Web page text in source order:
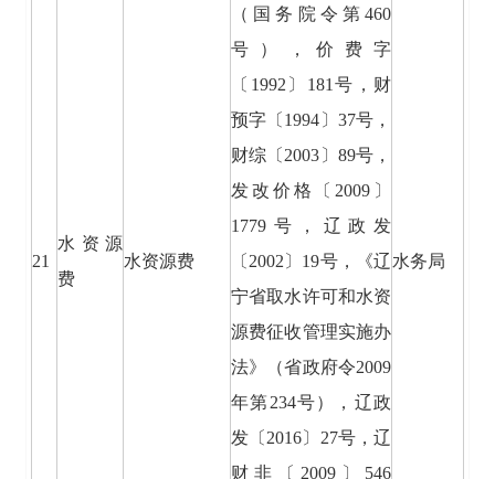
21
水资源
费
水资源费
（国务院令第460
号），价费字
〔1992〕181号，财
预字〔1994〕37号，
财综〔2003〕89号，
发改价格〔2009〕
1779号，辽政发
〔2002〕19号，《辽
宁省取水许可和水资
源费征收管理实施办
法》（省政府令2009
年第234号），辽政
发〔2016〕27号，辽
财非〔2009〕546
水务局